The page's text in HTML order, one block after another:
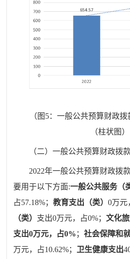
（图5：一般公共预算财政
（柱状图）
（二）一般公共预算财政拨
2022年一般公共预算财政拨
要用于以下方面:一般公共服务（
占57.18%；教育支出（类）0万元
（类） 支出0万元，占0%；文化
支出0万元，占0% ；社会保障和
万元，占10.62%； 卫生健康支出